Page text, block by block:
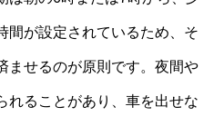
間が設定されているため、そ
ませるのが原則です。夜間や
れることがあり、車を出せな